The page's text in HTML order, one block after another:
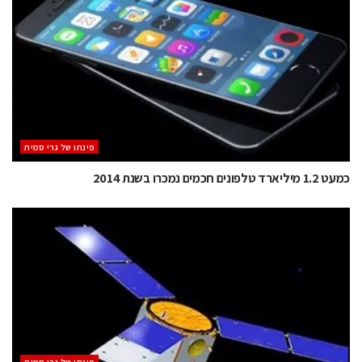
‫פינתו של גרי סמית
כמעט 1.2 מיליארד טלפונים חכמים נמכרו בשנת 2014